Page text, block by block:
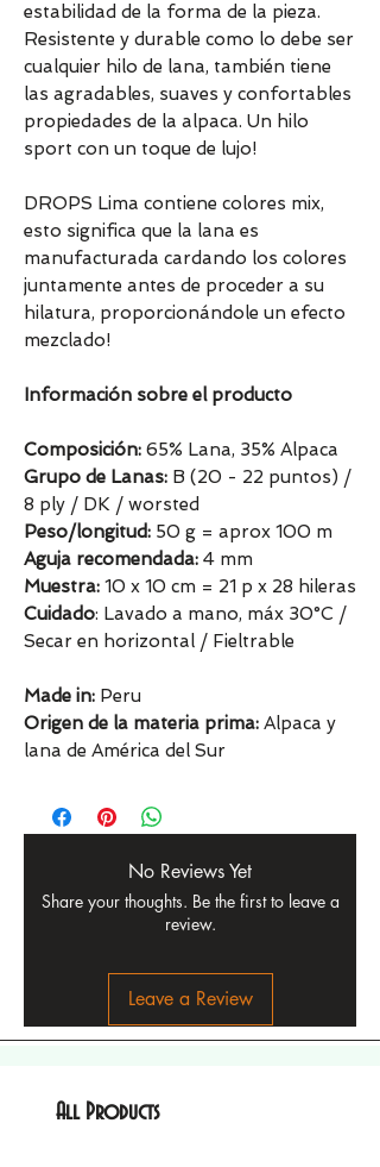
estabilidad de la forma de la pieza.
Resistente y durable como lo debe ser
cualquier hilo de lana, también tiene
las agradables, suaves y confortables
propiedades de la alpaca. Un hilo
sport con un toque de lujo!
DROPS Lima contiene colores mix,
esto significa que la lana es
manufacturada cardando los colores
juntamente antes de proceder a su
hilatura, proporcionándole un efecto
mezclado!
Información sobre el producto
Composición: 65% Lana, 35% Alpaca
Grupo de Lanas: B (20 - 22 puntos) /
8 ply / DK / worsted
Peso/longitud: 50 g = aprox 100 m
Aguja recomendada: 4 mm
Muestra: 10 x 10 cm = 21 p x 28 hileras
Cuidado: Lavado a mano, máx 30°C /
Secar en horizontal / Fieltrable
Made in: Peru
Origen de la materia prima: Alpaca y
lana de América del Sur
No Reviews Yet
Share your thoughts. Be the first to leave a
review.
Leave a Review
All Products